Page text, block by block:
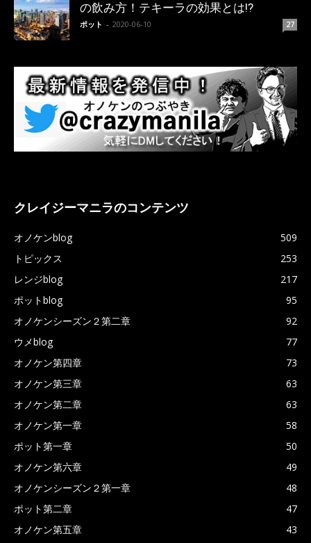
の飲み方！テキーラの効果とは!?
ポット - 2020-06-10 27
クレイジーマニラのコンテンツ
オノケンblog
509
トピックス
253
レンジblog
217
ポットblog
95
オノケンシーズン２第二章
92
ウメblog
77
オノケン第四章
73
オノケン第三章
63
オノケン第二章
63
オノケン第一章
58
ポット第一章
50
オノケン第六章
49
オノケンシーズン２第一章
48
ポット第二章
47
オノケン第五章
43